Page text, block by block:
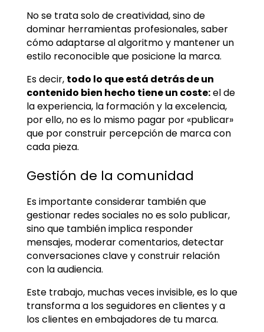
No se trata solo de creatividad, sino de
dominar herramientas profesionales, saber
cómo adaptarse al algoritmo y mantener un
estilo reconocible que posicione la marca.
Es decir, todo lo que está detrás de un
contenido bien hecho tiene un coste:el de
la experiencia, la formación y la excelencia,
por ello, no es lo mismo pagar por «publicar»
que por construir percepción de marca con
cada pieza.
Gestión de la comunidad
Es importante considerar también que
gestionar redes sociales no es solo publicar,
sino que también implica responder
mensajes, moderar comentarios, detectar
conversaciones clave y construir relación
con la audiencia.
Este trabajo, muchas veces invisible, es lo que
transforma a los seguidores en clientes y a
los clientes en embajadores de tu marca.